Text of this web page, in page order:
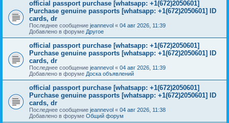
official passport purchase [whatsapp: +1(672)2050601]
Purchase genuine passports [whatsapp: +1(672)2050601] ID
cards, dr
Последнее сообщение jeannevol « 04 авг 2026, 11:39
Добавлено в форуме Другое
official passport purchase [whatsapp: +1(672)2050601]
Purchase genuine passports [whatsapp: +1(672)2050601] ID
cards, dr
Последнее сообщение jeannevol « 04 авг 2026, 11:39
Добавлено в форуме Доска объявлений
official passport purchase [whatsapp: +1(672)2050601]
Purchase genuine passports [whatsapp: +1(672)2050601] ID
cards, dr
Последнее сообщение jeannevol « 04 авг 2026, 11:38
Добавлено в форуме Общий форум